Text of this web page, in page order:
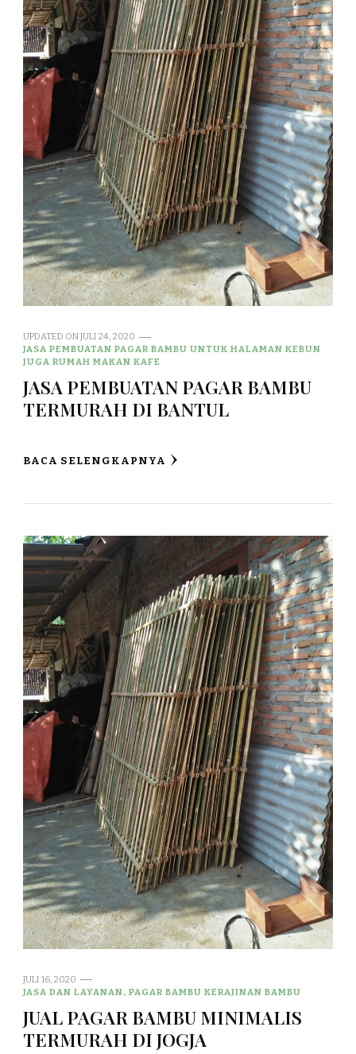
UPDATED ONJULI 24, 2020
JASA PEMBUATAN PAGAR BAMBU UNTUK HALAMAN KEBUN
JUGA RUMAH MAKAN KAFE
JASA PEMBUATAN PAGAR BAMBU
TERMURAH DI BANTUL
BACA SELENGKAPNYA
JULI 16, 2020
JASA DAN LAYANAN, PAGAR BAMBU KERAJINAN BAMBU
JUAL PAGAR BAMBU MINIMALIS
TERMURAH DI JOGJA